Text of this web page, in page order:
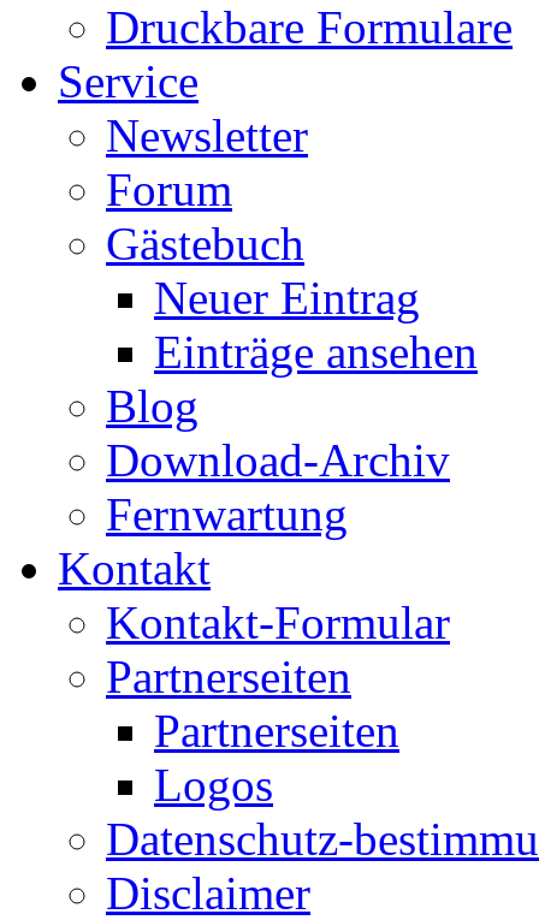
Druckbare Formulare
Service
Newsletter
Forum
Gästebuch
Neuer Eintrag
Einträge ansehen
Blog
Download-Archiv
Fernwartung
Kontakt
Kontakt-Formular
Partnerseiten
Partnerseiten
Logos
Datenschutz-
Disclaimer